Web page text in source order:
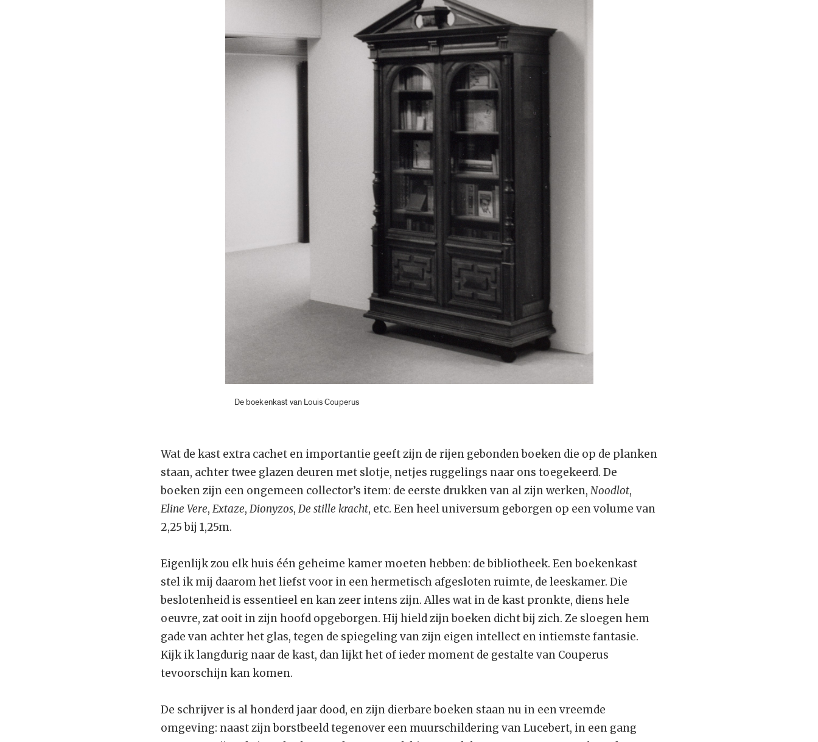
De boekenkast van Louis Couperus
Wat de kast extra cachet en importantie geeft zijn de rijen gebonden boeken die op de planken
staan, achter twee glazen deuren met slotje, netjes ruggelings naar ons toegekeerd. De
boeken zijn een ongemeen collector’s item: de eerste drukken van al zijn werken, Noodlot,
Eline Vere, Extaze, Dionyzos, De stille kracht, etc. Een heel universum geborgen op een volume van
2,25 bij 1,25m.
Eigenlijk zou elk huis één geheime kamer moeten hebben: de bibliotheek. Een boekenkast
stel ik mij daarom het liefst voor in een hermetisch afgesloten ruimte, de leeskamer. Die
beslotenheid is essentieel en kan zeer intens zijn. Alles wat in de kast pronkte, diens hele
oeuvre, zat ooit in zijn hoofd opgeborgen. Hij hield zijn boeken dicht bij zich. Ze sloegen hem
gade van achter het glas, tegen de spiegeling van zijn eigen intellect en intiemste fantasie.
Kijk ik langdurig naar de kast, dan lijkt het of ieder moment de gestalte van Couperus
tevoorschijn kan komen.
De schrijver is al honderd jaar dood, en zijn dierbare boeken staan nu in een vreemde
omgeving: naast zijn borstbeeld tegenover een muurschildering van Lucebert, in een gang